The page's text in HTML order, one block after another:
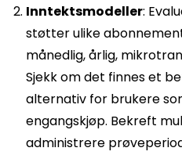
Inntektsmodeller:
støtter ulike
månedlig, årlig,
Sjekk om det finnes et
alternativ for brukere
engangskjøp. Bekreft
administrere